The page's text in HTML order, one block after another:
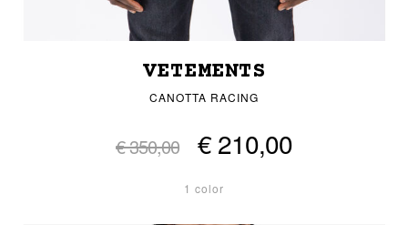
VETEMENTS
CANOTTA RACING
€ 350,00 € 210,00
1 color